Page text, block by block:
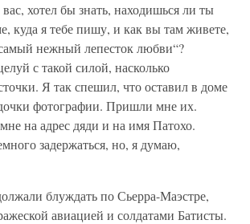
хотел бы знать, находишься ли ты
куда я тебе пишу, и как вы там живете,
нежный лепесток любви“?
с такой силой, насколько
Я так спешил, что оставил в доме
фотографии. Пришли мне их.
на адрес дяди и на имя Патохо.
задержаться, но, я думаю,
блуждать по Сьерра-Маэстре,
авиацией и солдатами Батисты.